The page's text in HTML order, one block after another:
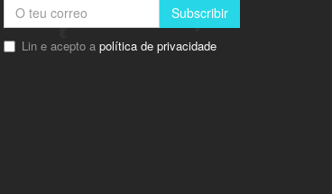
Subscribir
Lin e acepto a política de privacidade